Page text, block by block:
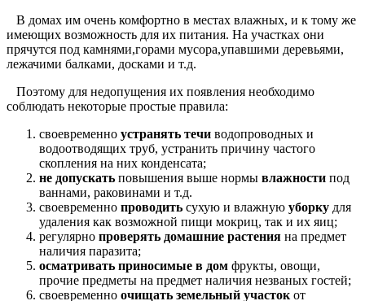
В домах им очень комфортно в местах влажных, и к тому же
имеющих возможность для их питания. На участках они
прячутся под камнями,горами мусора,упавшими деревьями,
лежачими балками, досками и т.д.
Поэтому для недопущения их появления необходимо
соблюдать некоторые простые правила:
своевременно устранять течи водопроводных и
водоотводящих труб, устранить причину частого
скопления на них конденсата;
не допускать повышения выше нормы влажности под
ваннами, раковинами и т.д.
своевременно проводить сухую и влажную уборку для
удаления как возможной пищи мокриц, так и их яиц;
регулярно проверять домашние растения на предмет
наличия паразита;
осматривать приносимые в дом фрукты, овощи,
прочие предметы на предмет наличия незваных гостей;
своевременно очищать земельный участок от